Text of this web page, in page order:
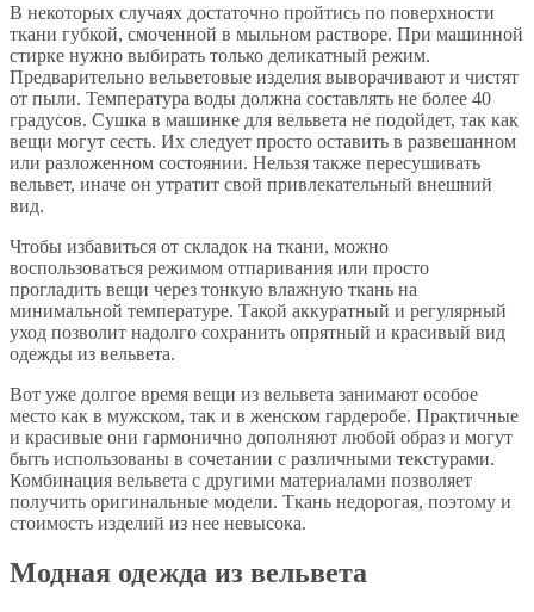
В некоторых случаях достаточно пройтись по поверхности
ткани губкой, смоченной в мыльном растворе. При машинной
стирке нужно выбирать только деликатный режим.
Предварительно вельветовые изделия выворачивают и чистят
от пыли. Температура воды должна составлять не более 40
градусов. Сушка в машинке для вельвета не подойдет, так как
вещи могут сесть. Их следует просто оставить в развешанном
или разложенном состоянии. Нельзя также пересушивать
вельвет, иначе он утратит свой привлекательный внешний
вид.
Чтобы избавиться от складок на ткани, можно
воспользоваться режимом отпаривания или просто
прогладить вещи через тонкую влажную ткань на
минимальной температуре. Такой аккуратный и регулярный
уход позволит надолго сохранить опрятный и красивый вид
одежды из вельвета.
Вот уже долгое время вещи из вельвета занимают особое
место как в мужском, так и в женском гардеробе. Практичные
и красивые они гармонично дополняют любой образ и могут
быть использованы в сочетании с различными текстурами.
Комбинация вельвета с другими материалами позволяет
получить оригинальные модели. Ткань недорогая, поэтому и
стоимость изделий из нее невысока.
Модная одежда из вельвета